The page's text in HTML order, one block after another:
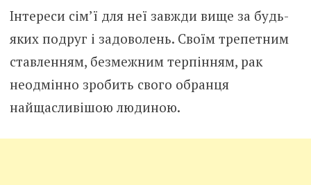
Інтереси сім’ї для неї завжди вище за будь-
яких подруг і задоволень. Своїм трепетним
ставленням, безмежним терпінням, рак
неодмінно зробить свого обранця
найщасливішою людиною.